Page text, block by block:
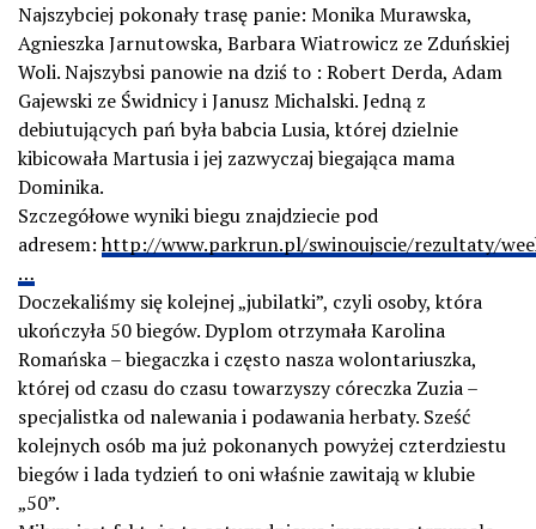
Najszybciej pokonały trasę panie: MonikaMurawska,
Agnieszka Jarnutowska, Barbara Wiatrowicz ze Zduńskiej
Woli. Najszybsi panowie na dziś to : Robert Derda, Adam
Gajewski ze Świdnicy i Janusz Michalski. Jedną z
debiutujących pań była babcia Lusia, której dzielnie
kibicowała Martusia i jej zazwyczaj biegająca mama
Dominika.
Szczegółowe wyniki biegu znajdziecie pod
adresem:http://www.parkrun.pl/swinoujscie/rezultaty/
…
Doczekaliśmy się kolejnej „jubilatki”, czyli osoby, która
ukończyła 50 biegów. Dyplom otrzymała Karolina
Romańska – biegaczka i często nasza wolontariuszka,
której od czasu do czasu towarzyszy córeczka Zuzia –
specjalistka od nalewania i podawania herbaty. Sześć
kolejnych osób ma już pokonanych powyżej czterdziestu
biegów i lada tydzień to oni właśnie zawitają w klubie
„50”.